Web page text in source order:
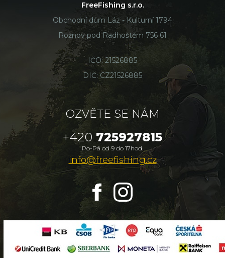
FreeFishing s.r.o.
Obchodní dům Láz - Kulturní 1794
Rožnov pod Radhoštěm 756 61
IČO: 21526885
DIČ: CZ21526885
OZVĚTE SE NÁM
+420 725927815
Po-Pá od 9 do 17hod.
info@freefishing.cz